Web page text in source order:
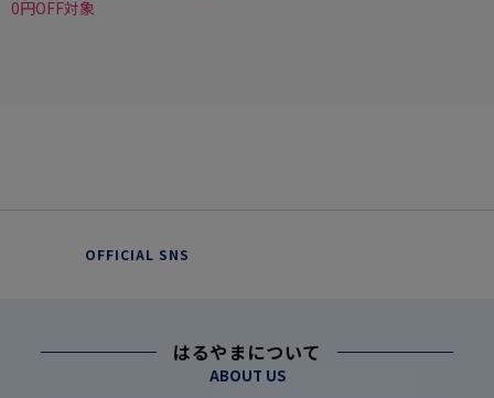
0円OFF対象
OFFICIAL SNS
はるやまについて
ABOUT US